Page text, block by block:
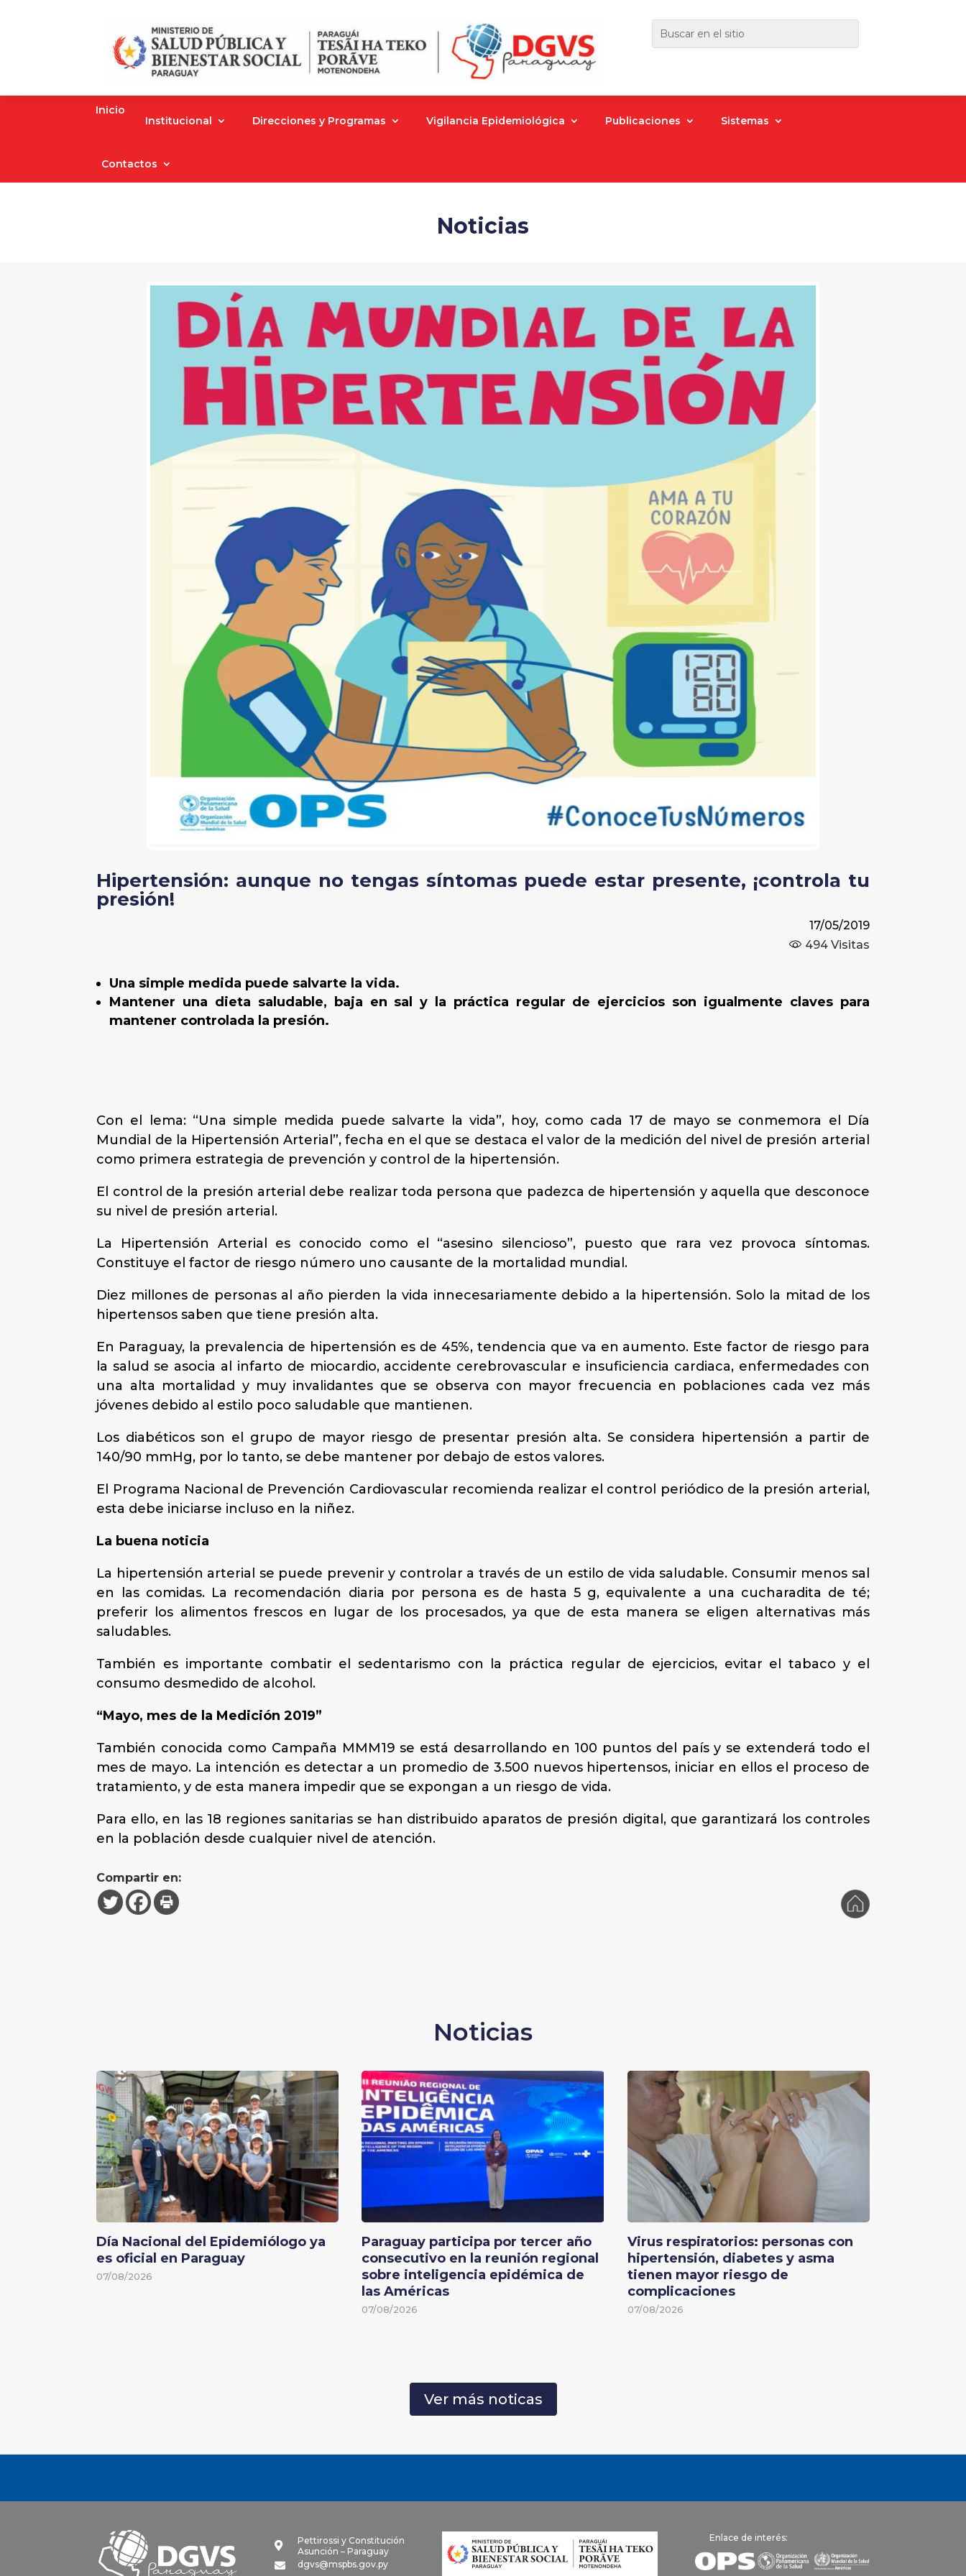
Inicio
Institucional
Direcciones y Programas Vigilancia Epidemiológica Publicaciones Sistemas
Contactos
Noticias
Hipertensión: aunque no tengas síntomas puede estar presente, ¡controla tu
presión!
17/05/2019
494Visitas
Una simple medida puede salvarte la vida.
Mantener una dieta saludable, baja en sal y la práctica regular de ejercicios son igualmente claves para
mantener controlada la presión.
Con el lema: “Una simple medida puede salvarte la vida”, hoy, como cada 17 de mayo se conmemora el Día
Mundial de la Hipertensión Arterial”, fecha en el que se destaca el valor de la medición del nivel de presión arterial
como primera estrategia de prevención y control de la hipertensión.
El control de la presión arterial debe realizar toda persona que padezca de hipertensión y aquella que desconoce
su nivel de presión arterial.
La Hipertensión Arterial es conocido como el “asesino silencioso”, puesto que rara vez provoca síntomas.
Constituye el factor de riesgo número uno causante de la mortalidad mundial.
Diez millones de personas al año pierden la vida innecesariamente debido a la hipertensión. Solo la mitad de los
hipertensos saben que tiene presión alta.
En Paraguay, la prevalencia de hipertensión es de 45%, tendencia que va en aumento. Este factor de riesgo para
la salud se asocia al infarto de miocardio, accidente cerebrovascular e insuficiencia cardiaca, enfermedades con
una alta mortalidad y muy invalidantes que se observa con mayor frecuencia en poblaciones cada vez más
jóvenes debido al estilo poco saludable que mantienen.
Los diabéticos son el grupo de mayor riesgo de presentar presión alta. Se considera hipertensión a partir de
140/90 mmHg, por lo tanto, se debe mantener por debajo de estos valores.
El Programa Nacional de Prevención Cardiovascular recomienda realizar el control periódico de la presión arterial,
esta debe iniciarse incluso en la niñez.
La buena noticia
La hipertensión arterial se puede prevenir y controlar a través de un estilo de vida saludable. Consumir menos sal
en las comidas. La recomendación diaria por persona es de hasta 5 g, equivalente a una cucharadita de té;
preferir los alimentos frescos en lugar de los procesados, ya que de esta manera se eligen alternativas más
saludables.
También es importante combatir el sedentarismo con la práctica regular de ejercicios, evitar el tabaco y el
consumo desmedido de alcohol.
“Mayo, mes de la Medición 2019”
También conocida como Campaña MMM19 se está desarrollando en 100 puntos del país y se extenderá todo el
mes de mayo. La intención es detectar a un promedio de 3.500 nuevos hipertensos, iniciar en ellos el proceso de
tratamiento, y de esta manera impedir que se expongan a un riesgo de vida.
Para ello, en las 18 regiones sanitarias se han distribuido aparatos de presión digital, que garantizará los controles
en la población desde cualquier nivel de atención.
Compartir en:
Noticias
Día Nacional del Epidemiólogo ya
es oficial en Paraguay
07/08/2026
Paraguay participa por tercer año
consecutivo en la reunión regional
sobre inteligencia epidémica de
las Américas
07/08/2026
Virus respiratorios: personas con
hipertensión, diabetes y asma
tienen mayor riesgo de
complicaciones
07/08/2026
Ver más noticas

Pettirossi y Constitución
Asunción – Paraguay

dgvs@mspbs.gov.py
Enlace de interés: